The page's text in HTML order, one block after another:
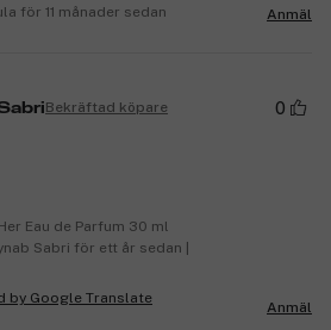
för 11 månader sedan
Anmäl
Bekräftad köpare 0
Eau de Parfum 30 ml
Sabri för ett år sedan |
Anmäl